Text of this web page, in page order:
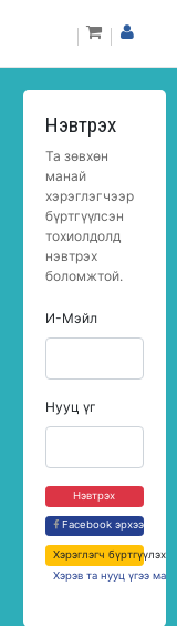
Нэвтрэх
Та зөвхөн
манай
хэрэглэгчээр
бүртгүүлсэн
тохиолдолд
нэвтрэх
боломжтой.
И-Мэйл
Нууц үг
Нэвтрэх
Facebook эрхээр
Хэрэглэгч бүртгүүлэх
Хэрэв та нууц үгээ